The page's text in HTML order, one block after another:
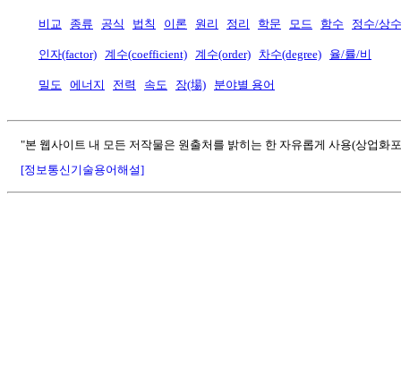
비교 종류 공식 법칙 이론 원리 정리 학문 모드 함수 정수/상수
인자(factor) 계수(coefficient) 계수(order) 차수(degree) 율/률/비
밀도 에너지 전력 속도 장(場) 분야별 용어
"본 웹사이트 내 모든 저작물은 원출처를 밝히는 한 자유롭게 사용(상업화
[정보통신기술용어해설]